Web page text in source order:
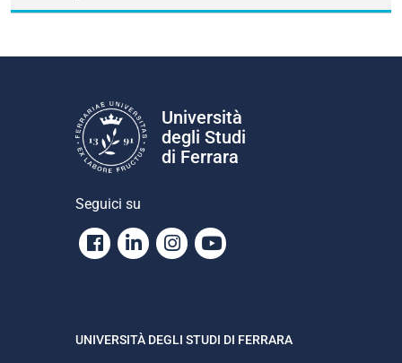
Università
degli Studi
di Ferrara
Seguici su
Facebook
LinkedinInstagram
Youtube
UNIVERSITÀ DEGLI STUDI DI FERRARA